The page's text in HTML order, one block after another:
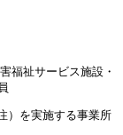
祉サービス施設・
を実施する事業所